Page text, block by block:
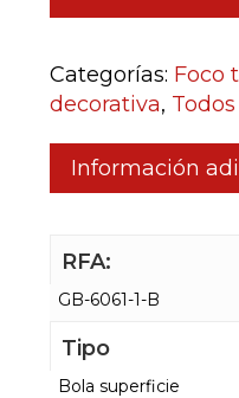
Categorías: Foco
decorativa, Todos
Información
RFA:
GB-6061-1-B
Tipo
Bola superficie